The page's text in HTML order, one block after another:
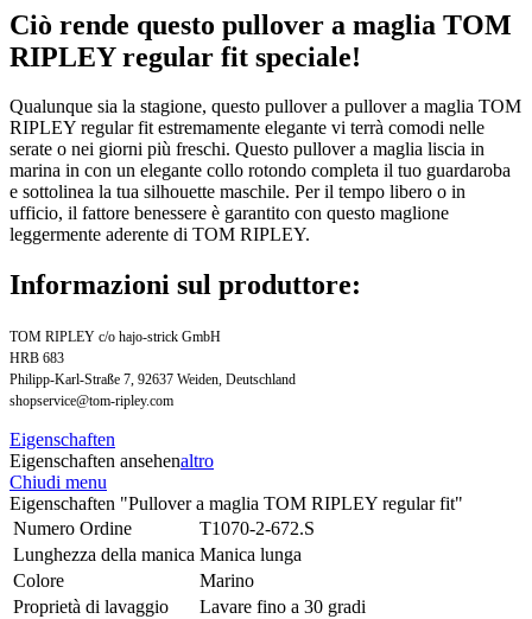
Ciò rende questo pullover a maglia TOM
RIPLEY regular fit speciale!
Qualunque sia la stagione, questo pullover a pullover a maglia TOM
RIPLEY regular fit estremamente elegante vi terrà comodi nelle
serate o nei giorni più freschi. Questo pullover a maglia liscia in
marina in con un elegante collo rotondo completa il tuo guardaroba
e sottolinea la tua silhouette maschile. Per il tempo libero o in
ufficio, il fattore benessere è garantito con questo maglione
leggermente aderente di TOM RIPLEY.
Informazioni sul produttore:
TOM RIPLEY c/o hajo-strick GmbH
HRB 683
Philipp-Karl-Straße 7, 92637 Weiden, Deutschland
shopservice@tom-ripley.com
Eigenschaften
Eigenschaften ansehenaltro
Chiudi menu
Eigenschaften "Pullover a maglia TOM RIPLEY regular fit"
Numero Ordine
T1070-2-672.S
Lunghezza della manica Manica lunga
Colore
Marino
Proprietà di lavaggio
Lavare fino a 30 gradi